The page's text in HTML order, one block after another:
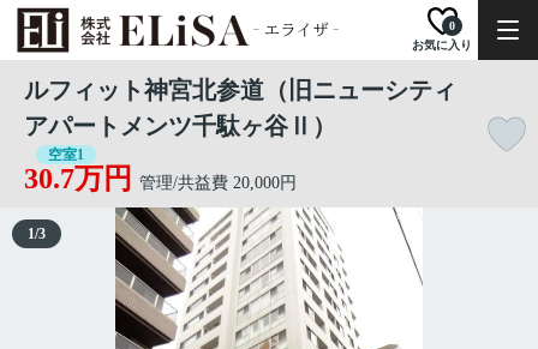
お気に入り
0
ルフィット神宮北参道（旧ニューシティ
アパートメンツ千駄ヶ谷Ⅱ）
空室1
30.7万円 管理/共益費 20,000円
1/3